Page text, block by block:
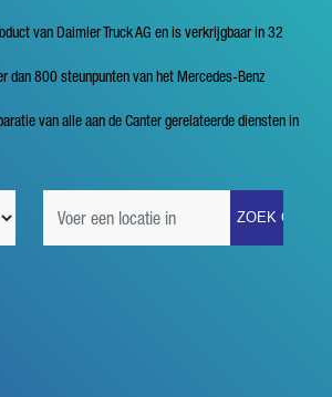
van Daimler Truck AG en is verkrijgbaar in 32
dan 800 steunpunten van het Mercedes-Benz
van alle aan de Canter gerelateerde diensten in